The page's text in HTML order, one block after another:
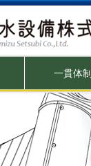
一貫体制